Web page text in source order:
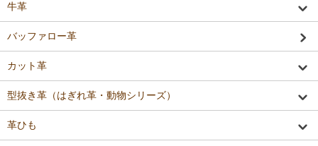
牛革
バッファロー革
カット革
型抜き革（はぎれ革・動物シリーズ）
革ひも